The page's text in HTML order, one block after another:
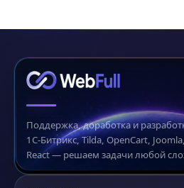
Поддержка, доработка и
1С-Битрикс, Tilda, OpenCart,
React — решаем задачи любой